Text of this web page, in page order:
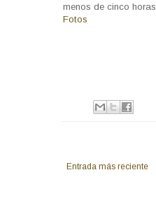
menos de cinco horas.
Fotos
Entrada más reciente